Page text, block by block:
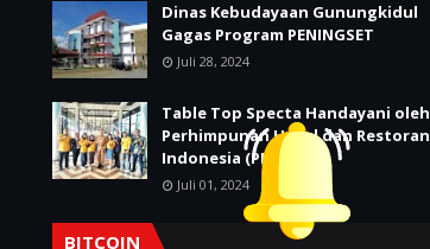
Dinas Kebudayaan Gunungkidul
Gagas Program PENINGSET
Juli 28, 2024
Table Top Specta Handayani oleh
Perhimpunan Hotel dan Restoran
Indonesia (PHRI)
Juli 01, 2024
BITCOIN